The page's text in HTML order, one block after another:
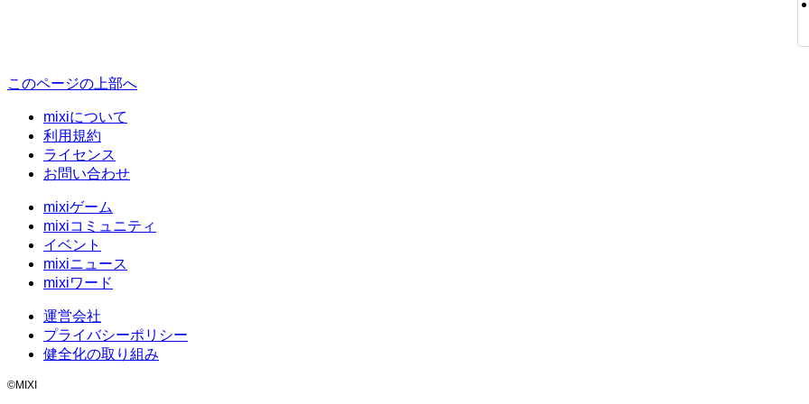
このページの上部へ
mixiについて
利用規約
ライセンス
お問い合わせ
mixiゲーム
mixiコミュニティ
イベント
mixiニュース
mixiワード
運営会社
プライバシーポリシー
健全化の取り組み
©MIXI